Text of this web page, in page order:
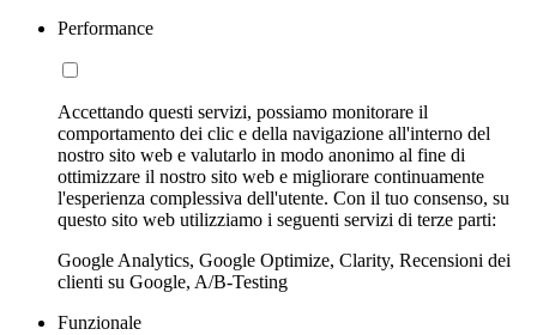
Performance
Accettando questi servizi, possiamo monitorare il
comportamento dei clic e della navigazione all'interno del
nostro sito web e valutarlo in modo anonimo al fine di
ottimizzare il nostro sito web e migliorare continuamente
l'esperienza complessiva dell'utente. Con il tuo consenso, su
questo sito web utilizziamo i seguenti servizi di terze parti:
Google Analytics, Google Optimize, Clarity, Recensioni dei
clienti su Google, A/B-Testing
Funzionale